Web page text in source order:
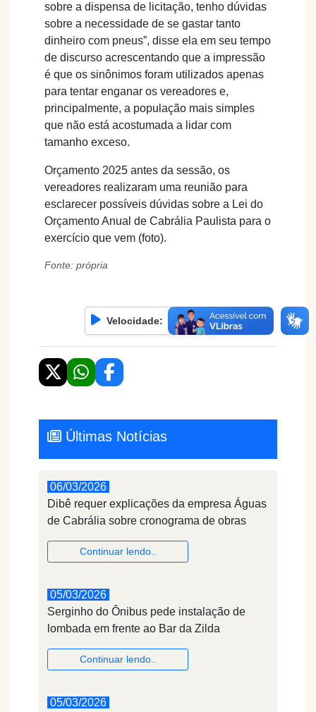
sobre a dispensa de licitação, tenho dúvidas
sobre a necessidade de se gastar tanto
dinheiro com pneus”, disse ela em seu tempo
de discurso acrescentando que a impressão
é que os sinônimos foram utilizados apenas
para tentar enganar os vereadores e,
principalmente, a população mais simples
que não está acostumada a lidar com
tamanho exceso.
Orçamento 2025 antes da sessão, os
vereadores realizaram uma reunião para
esclarecer possíveis dúvidas sobre a Lei do
Orçamento Anual de Cabrália Paulista para o
exercício que vem (foto).
Fonte: própria
Velocidade:
Últimas Notícias
06/03/2026
Dibê requer explicações da empresa Águas
de Cabrália sobre cronograma de obras
Continuar lendo..
05/03/2026
Serginho do Ônibus pede instalação de
lombada em frente ao Bar da Zilda
Continuar lendo..
05/03/2026